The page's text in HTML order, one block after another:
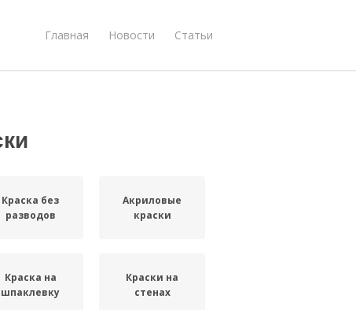
Главная Новости Статьи
Краска без
разводов
Акриловые
краски
Краска на
шпаклевку
Краски на
стенах